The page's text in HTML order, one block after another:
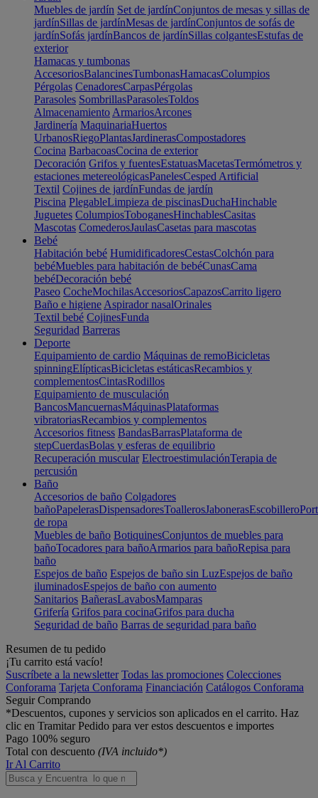
Muebles de jardín Set de jardínConjuntos de mesas y sillas de
jardínSillas de jardínMesas de jardínConjuntos de sofás de
jardínSofás jardínBancos de jardínSillas colgantesEstufas de
exterior
Hamacas y tumbonas
AccesoriosBalancinesTumbonasHamacasColumpios
Pérgolas CenadoresCarpasPérgolas
Parasoles SombrillasParasolesToldos
Almacenamiento ArmariosArcones
Jardinería MaquinariaHuertos
UrbanosRiegoPlantasJardinerasCompostadores
Cocina BarbacoasCocina de exterior
Decoración Grifos y fuentesEstatuasMacetasTermómetros y
estaciones metereológicasPanelesCesped Artificial
Textil Cojines de jardínFundas de jardín
Piscina PlegableLimpieza de piscinasDuchaHinchable
Juguetes ColumpiosToboganesHinchablesCasitas
Mascotas ComederosJaulasCasetas para mascotas
Bebé
Habitación bebé HumidificadoresCestasColchón para
bebéMuebles para habitación de bebéCunasCama
bebéDecoración bebé
Paseo CocheMochilasAccesoriosCapazosCarrito ligero
Baño e higiene Aspirador nasalOrinales
Textil bebé CojinesFunda
Seguridad Barreras
Deporte
Equipamiento de cardio Máquinas de remoBicicletas
spinningElípticasBicicletas estáticasRecambios y
complementosCintasRodillos
Equipamiento de musculación
BancosMancuernasMáquinasPlataformas
vibratoriasRecambios y complementos
Accesorios fitness BandasBarrasPlataforma de
stepCuerdasBolas y esferas de equilibrio
Recuperación muscular ElectroestimulaciónTerapia de
percusión
Baño
Accesorios de baño Colgadores
bañoPapelerasDispensadoresToallerosJabonerasEscobillero
de ropa
Muebles de baño BotiquinesConjuntos de muebles para
bañoTocadores para bañoArmarios para bañoRepisa para
baño
Espejos de baño Espejos de baño sin LuzEspejos de baño
iluminadosEspejos de baño con aumento
Sanitarios BañerasLavabosMamparas
Grifería Grifos para cocinaGrifos para ducha
Seguridad de baño Barras de seguridad para baño
Resumen de tu pedido
¡Tu carrito está vacío!
Suscríbete a la newsletter Todas las promociones Colecciones
Conforama Tarjeta Conforama Financiación Catálogos Conforama
Seguir Comprando
*Descuentos, cupones y servicios son aplicados en el carrito. Haz
clic en Tramitar Pedido para ver estos descuentos e importes
Pago 100% seguro
Total con descuento (IVA incluido*)
Ir Al Carrito